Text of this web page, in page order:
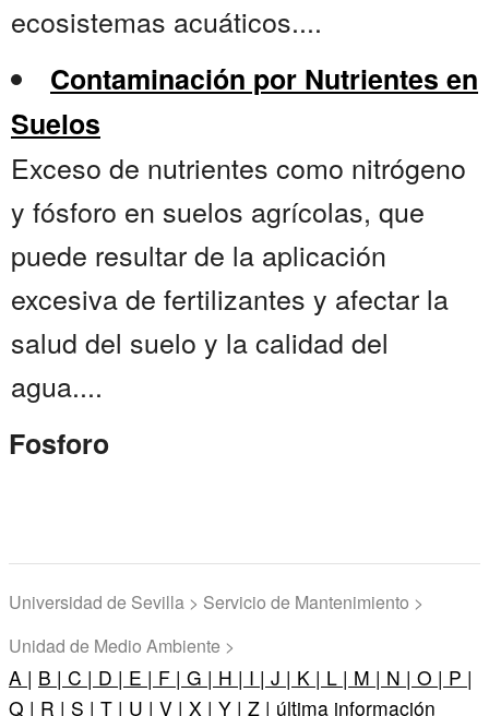
ecosistemas acuáticos....
Contaminación por Nutrientes en
Suelos
Exceso de nutrientes como nitrógeno
y fósforo en suelos agrícolas, que
puede resultar de la aplicación
excesiva de fertilizantes y afectar la
salud del suelo y la calidad del
agua....
Fosforo
Universidad de Sevilla > Servicio de Mantenimiento >
Unidad de Medio Ambiente >
A | B | C | D | E | F | G | H | I | J | K | L | M | N | O | P |
Q | R | S | T | U | V | X | Y | Z | última información